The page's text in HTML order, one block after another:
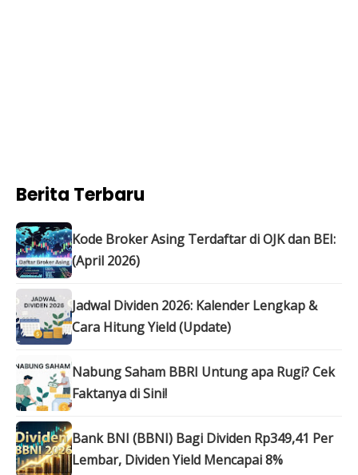
Berita Terbaru
Kode Broker Asing Terdaftar di OJK dan BEI:
(April 2026)
Jadwal Dividen 2026: Kalender Lengkap &
Cara Hitung Yield (Update)
Nabung Saham BBRI Untung apa Rugi? Cek
Faktanya di Sini!
Bank BNI (BBNI) Bagi Dividen Rp349,41 Per
Lembar, Dividen Yield Mencapai 8%